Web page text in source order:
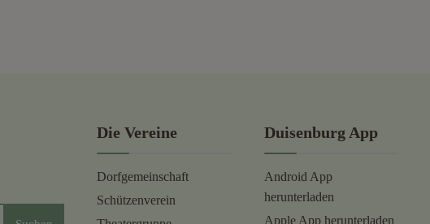
Die Vereine
Dorfgemeinschaft
Schützenverein
Duisenburg App
Android App
herunterladen
Apple App herunterladen